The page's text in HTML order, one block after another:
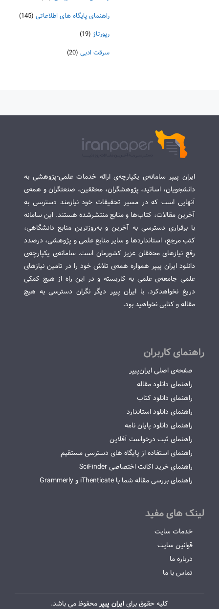
راهنمای پایگاه های اطلاعاتی (145)
رپورتاژ (19)
سرقت ادبی (20)
ایران پیپر سامانه‌ی یکپارچه‌ی ارائه خدمات علمی-پژوهشی به
دانشجویان، اساتید، پژوهشگران، محققین، صنعتگران و همه‌ی
آنهایی است که در مسیر تحقیقات خود نیازمند دسترسی به
آخرین مقالات، کتاب‌ها و منابع منتشرشده هستند. این سامانه
با برقراری دسترسی به آخرین و به‌روزترین منابع دانشگاهی،
کتب مرجع، استانداردها و سایر منابع علمی و پژوهشی، درصدد
رفع نیازهای محققان عزیز کشورمان است. سامانه‌ی یکپارچه‌ی
دانلود ایران پیپر همواره همه‌ی تلاش خود را در تامین نیازهای
علمی جامعه‌ی علمی به کاربسته و در این راه از هیچ کمکی
دریغ نخواهدکرد. با ایران پیپر دیگر نگران دسترسی به هیچ
مقاله و کتابی نخواهید بود.
راهنمای کاربران
صفحه‌ی اصلی ایران‌پیپر
راهنمای دانلود مقاله
راهنمای دانلود کتاب
راهنمای دانلود استاندارد
راهنمای دانلود پایان نامه
راهنمای ثبت درخواست آفلاین
راهنمای استفاده از پایگاه های دسترسی مستقیم
راهنمای خرید اکانت اختصاصی SciFinder
راهنمای بررسی مقاله شما با iThenticate و Grammerly
لینک های مفید
خدمات سایت
قوانین سایت
درباره ما
تماس با ما
کلیه حقوق برایایران پیپرمحفوظ می باشد.